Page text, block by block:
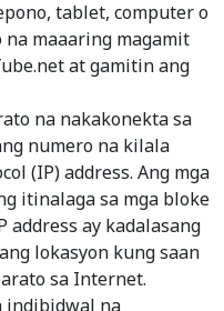
tablet, computer o
maaaring magamit
at gamitin ang
na nakakonekta sa
numero na kilala
(IP) address. Ang mga
itinalaga sa mga bloke
address ay kadalasang
lokasyon kung saan
sa Internet.
indibidwal na